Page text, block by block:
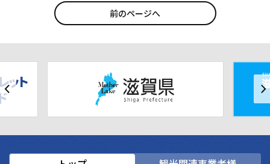
前のページへ